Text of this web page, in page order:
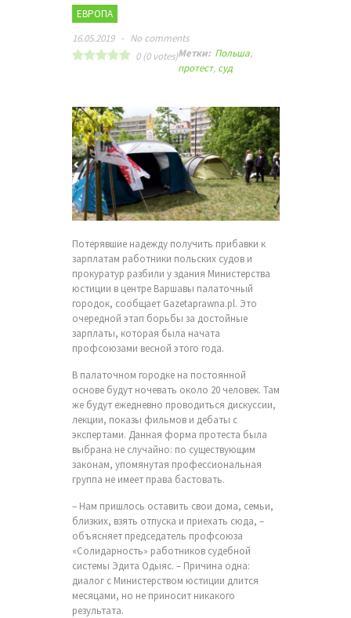
ЕВРОПА
16.05.2019 - No comments
0(0votes)Метки: Польша,
протест, суд
Потерявшие надежду получить прибавки к
зарплатам работники польских судов и
прокуратур разбили у здания Министерства
юстиции в центре Варшавы палаточный
городок, сообщает Gazetaprawna.pl. Это
очередной этап борьбы за достойные
зарплаты, которая была начата
профсоюзами весной этого года.
В палаточном городке на постоянной
основе будут ночевать около 20 человек. Там
же будут ежедневно проводиться дискуссии,
лекции, показы фильмов и дебаты с
экспертами. Данная форма протеста была
выбрана не случайно: по существующим
законам, упомянутая профессиональная
группа не имеет права бастовать.
– Нам пришлось оставить свои дома, семьи,
близких, взять отпуска и приехать сюда, –
объясняет председатель профсоюза
«Солидарность» работников судебной
системы Эдита Одыяс. – Причина одна:
диалог с Министерством юстиции длится
месяцами, но не приносит никакого
результата.